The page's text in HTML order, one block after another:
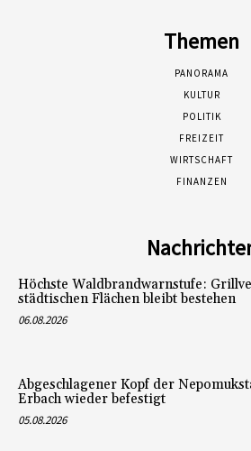
Themen
PANORAMA
KULTUR
POLITIK
FREIZEIT
WIRTSCHAFT
FINANZEN
Höchste Waldbrandwarnstufe:
städtischen Flächen bleibt bestehen
06.08.2026
Abgeschlagener Kopf der
Erbach wieder befestigt
05.08.2026